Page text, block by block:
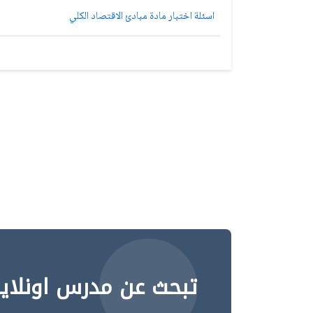
اسئلة اختبار مادة مبادئ الاقتصاد الكلي
تبحث عن مدرس